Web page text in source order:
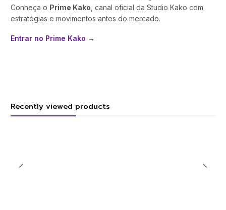
Conheça o Prime Kako , canal oficial da Studio Kako com
estratégias e movimentos antes do mercado.
Entrar no Prime Kako →
Recently viewed products